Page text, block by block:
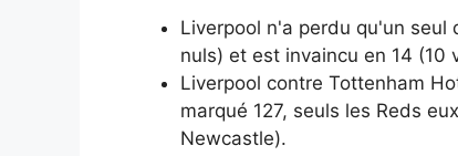
Liverpool n'a perdu qu'un seul
nuls) et est invaincu en 14
Liverpool contre Tottenham
marqué 127, seuls les Reds
Newcastle).